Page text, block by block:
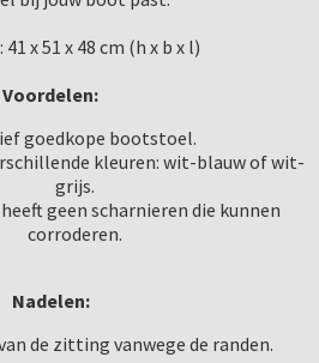
x 51 x 48 cm (h x b x l)
Voordelen:
goedkope bootstoel.
kleuren: wit-blauw of wit-
grijs.
geen scharnieren die kunnen
corroderen.
Nadelen:
de zitting vanwege de randen.